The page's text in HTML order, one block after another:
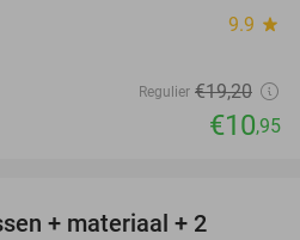
9.9 star
Regulier €19,20
€10,95
+ materiaal + 2